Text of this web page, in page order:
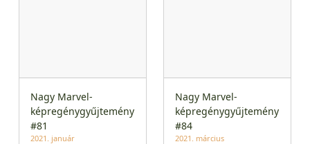
Nagy Marvel-
képregénygyűjtemény
#81
2021. január
Nagy Marvel-
képregénygyűjtemény
#84
2021. március